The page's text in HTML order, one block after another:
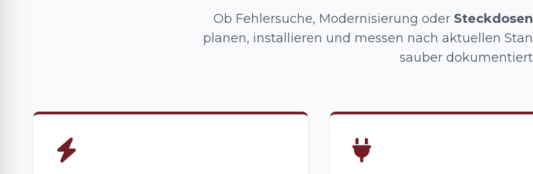
Ob Fehlersuche, Modernisierung oder
planen, installieren und messen nach aktuellen
sauber